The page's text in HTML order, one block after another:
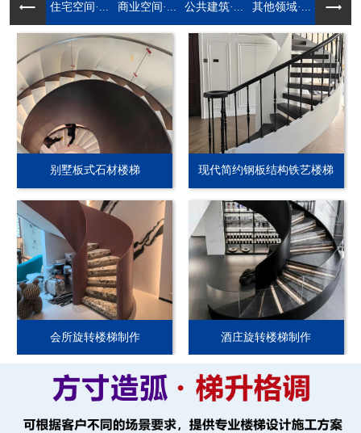
住宅空间·... 商业空间·... 公共建筑·... 其他领域·...
别墅板式石材楼梯 现代简约钢板结构铁艺楼梯
会所旋转楼梯制作 酒庄旋转楼梯制作